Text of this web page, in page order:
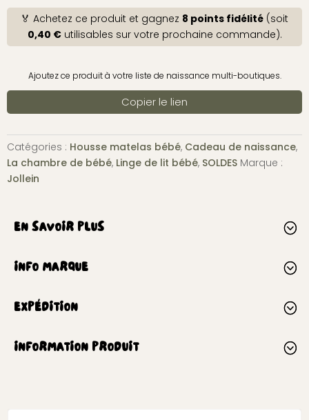
🏅 Achetez ce produit et gagnez 8 points fidélité (soit
0,40 €utilisables sur votre prochaine commande).
Ajoutez ce produit à votre liste de naissance multi-boutiques.
Copier le lien
Catégories : Housse matelas bébé, Cadeau de naissance,
La chambre de bébé, Linge de lit bébé, SOLDES Marque :
Jollein
EXPÉDITION
INFORMATION PRODUIT
EN SAVOIR PLUS
INFO MARQUE